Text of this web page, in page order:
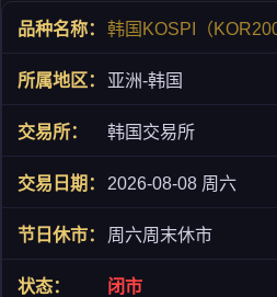
韩国KOSPI（KOR200
亚洲-韩国
韩国交易所
2026-08-08 周六
周六周末休市
闭市